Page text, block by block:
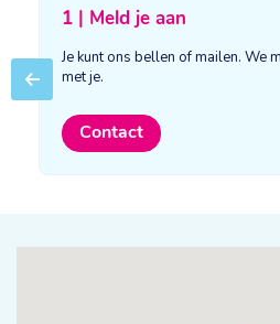
Previous
1 | Meld je aan
Je kunt ons bellen of mailen. We
met je.
Contact